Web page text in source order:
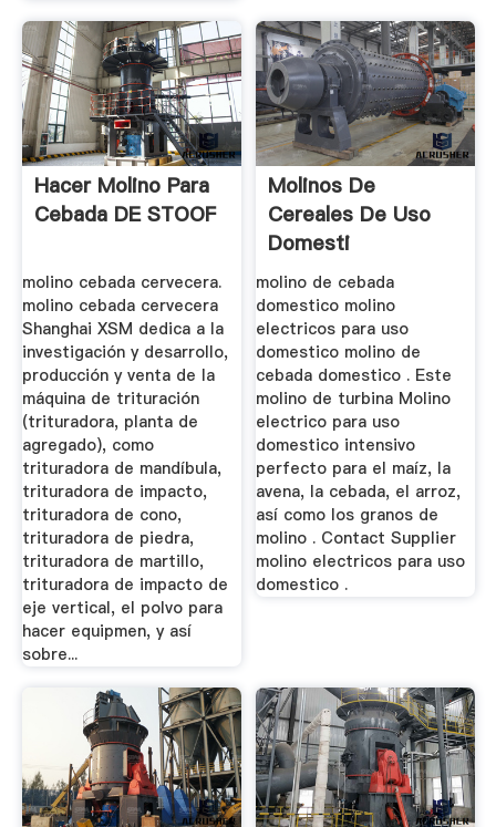
Hacer Molino Para
Cebada DE STOOF
molino cebada cervecera.
molino cebada cervecera
Shanghai XSM dedica a la
investigación y desarrollo,
producción y venta de la
máquina de trituración
(trituradora, planta de
agregado), como
trituradora de mandíbula,
trituradora de impacto,
trituradora de cono,
trituradora de piedra,
trituradora de martillo,
trituradora de impacto de
eje vertical, el polvo para
hacer equipmen, y así
sobre...
Molinos De
Cereales De Uso
Domesti
molino de cebada
domestico molino
electricos para uso
domestico molino de
cebada domestico . Este
molino de turbina Molino
electrico para uso
domestico intensivo
perfecto para el maíz, la
avena, la cebada, el arroz,
así como los granos de
molino . Contact Supplier
molino electricos para uso
domestico .